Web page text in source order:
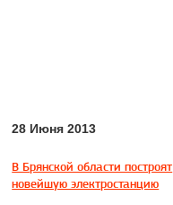
28 Июня 2013
В Брянской области построят
новейшую электростанцию